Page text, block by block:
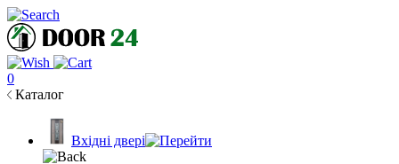
0
Каталог
Вхідні двері